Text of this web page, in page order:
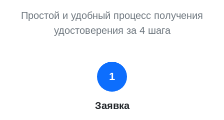
Простой и удобный процесс получения
удостоверения за 4 шага
1
Заявка